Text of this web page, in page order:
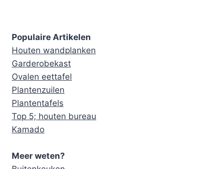
Populaire Artikelen
Houten wandplanken
Garderobekast
Ovalen eettafel
Plantenzuilen
Plantentafels
Top 5; houten bureau
Kamado
Meer weten?